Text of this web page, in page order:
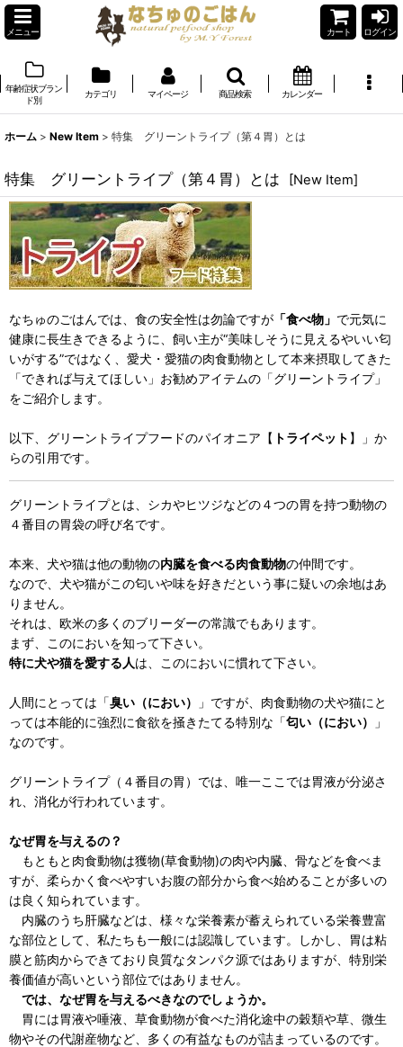
メニュー カート ログイン
年齢症状ブラン
ド別
カテゴリ マイページ 商品検索 カレンダー
ホーム > New Item > 特集 グリーントライプ（第４胃）とは
特集 グリーントライプ（第４胃）とは [New Item]
なちゅのごはんでは、食の安全性は勿論ですが 「食べ物」 で元気に
健康に長生きできるように、飼い主が“美味しそうに見えるやいい匂
いがする”ではなく、愛犬・愛猫の肉食動物として本来摂取してきた
「できれば与えてほしい」お勧めアイテムの「グリーントライプ」
をご紹介します。
以下、グリーントライプフードのパイオニア【 トライペット 】」か
らの引用です。
グリーントライプとは、シカやヒツジなどの４つの胃を持つ動物の
４番目の胃袋の呼び名です。
本来、犬や猫は他の動物の内臓を食べる肉食動物の仲間です。
なので、犬や猫がこの匂いや味を好きだという事に疑いの余地はあ
りません。
それは、欧米の多くのブリーダーの常識でもあります。
まず、このにおいを知って下さい。
特に犬や猫を愛する人は、このにおいに慣れて下さい。
人間にとっては「臭い（におい）
」ですが、肉食動物の犬や猫にと
っては本能的に強烈に食欲を掻きたてる特別な「匂い（におい）
」
なのです。
グリーントライプ（４番目の胃）では、唯一ここでは胃液が分泌さ
れ、消化が行われています。
なぜ胃を与えるの？
もともと肉食動物は獲物(草食動物)の肉や内臓、骨などを食べま
すが、柔らかく食べやすいお腹の部分から食べ始めることが多いの
は良く知られています。
内臓のうち肝臓などは、様々な栄養素が蓄えられている栄養豊富
な部位として、私たちも一般には認識しています。しかし、胃は粘
膜と筋肉からできており良質なタンパク源ではありますが、特別栄
養価値が高いという部位ではありません。
では、なぜ胃を与えるべきなのでしょうか。
胃には胃液や唾液、草食動物が食べた消化途中の穀類や草、微生
物やその代謝産物など、多くの有益なものが詰まっているのです。